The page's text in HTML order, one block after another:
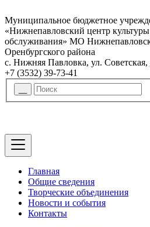
Муниципальное бюджетное
«Нижнепавловский центр
обслуживания» МО
Оренбургского района
с. Нижняя Павловка, ул. Советская,
+7 (3532) 39-73-41
Главная
Общие сведения
Творческие объединения
Новости и события
Контакты